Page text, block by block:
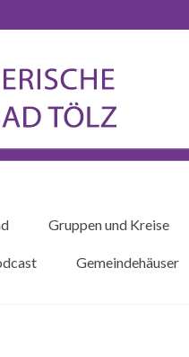
Gruppen und Kreise
Gemeindehäuser